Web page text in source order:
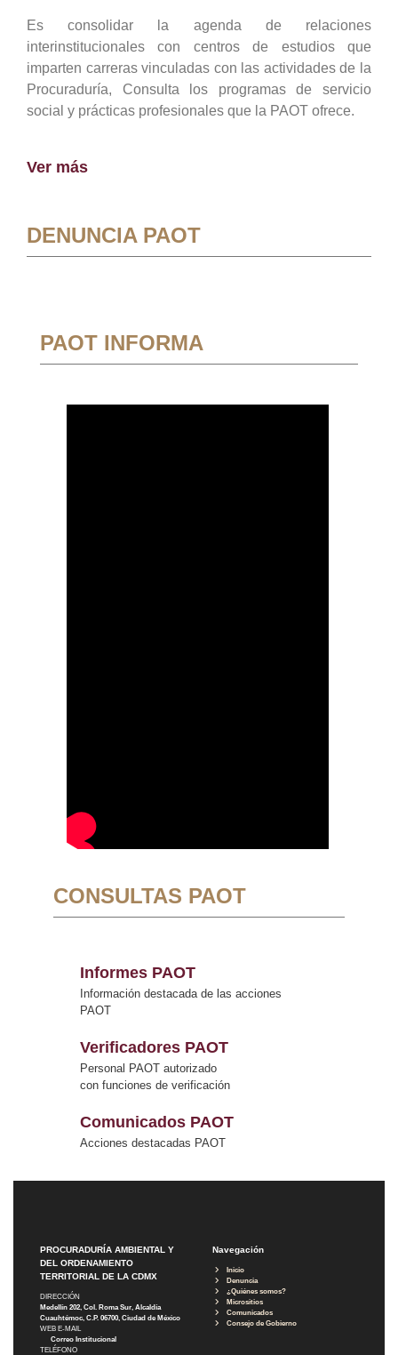
Es consolidar la agenda de relaciones
interinstitucionales con centros de estudios que
imparten carreras vinculadas con las actividades de la
Procuraduría, Consulta los programas de servicio
social y prácticas profesionales que la PAOT ofrece.
Ver más
DENUNCIA PAOT
PAOT INFORMA
CONSULTAS PAOT
Informes PAOT
Información destacada de las acciones
PAOT
Verificadores PAOT
Personal PAOT autorizado
con funciones de verificación
Comunicados PAOT
Acciones destacadas PAOT
PROCURADURÍA AMBIENTAL Y
DEL ORDENAMIENTO
TERRITORIAL DE LA CDMX
DIRECCIÓN
Medellín 202, Col. Roma Sur, Alcaldía
Cuauhtémoc, C.P. 06700, Ciudad de México
WEB E-MAIL
Correo Institucional
TELÉFONO
Navegación
Inicio
Denuncia
¿Quiénes somos?
Micrositios
Comunicados
Consejo de Gobierno